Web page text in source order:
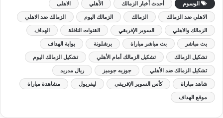
الوسوم أحدث أخبار الزمالك الأهلي الاهلى
الاهلي ضد الزمالك الزمالك الزمالك اليوم الزمالك ضد الاهلي
الزمالك والاهلي السوبر الإفريقي القنوات الناقلة الهداف
بث مباشر بث مباشر مباراة برشلونة بوابة الهداف
تشكيل الزمالك تشكيل الزمالك أمام الأهلي تشكيل الزمالك اليوم
تشكيل الزمالك ضد الأهلي جوزيه جوميز ريال مدريد
شاهد مباراة كأس السوبر الإفريقي ليفربول مشاهدة مباراة
موقع الهداف